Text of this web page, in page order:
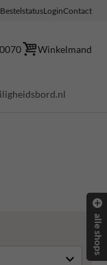
BestelstatusLoginContact
Winkelmand
alle shops